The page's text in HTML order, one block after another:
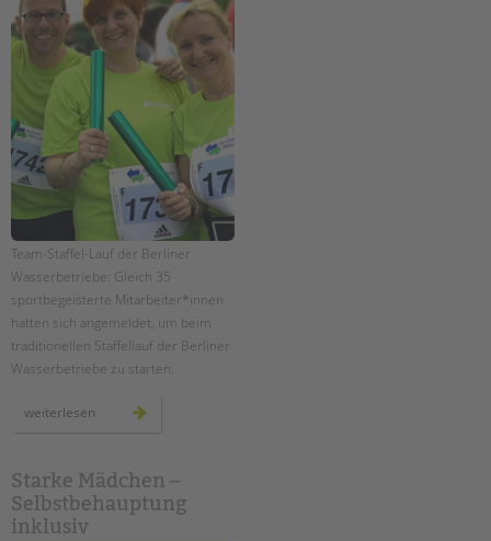
Team-Staffel-Lauf der Berliner
Wasserbetriebe: Gleich 35
sportbegeisterte Mitarbeiter*innen
hatten sich angemeldet, um beim
traditionellen Staffellauf der Berliner
Wasserbetriebe zu starten.
weiterlesen sieben
tandem-
lauf
der
berliner
wasserbetriebe
Starke Mädchen –
Selbstbehauptung
inklusiv